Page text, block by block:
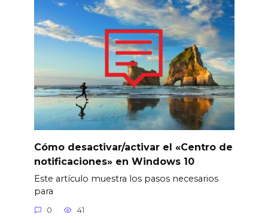
Cómo desactivar/activar el «Centro de
notificaciones» en Windows 10
Este artículo muestra los pasos necesarios
para
0 41